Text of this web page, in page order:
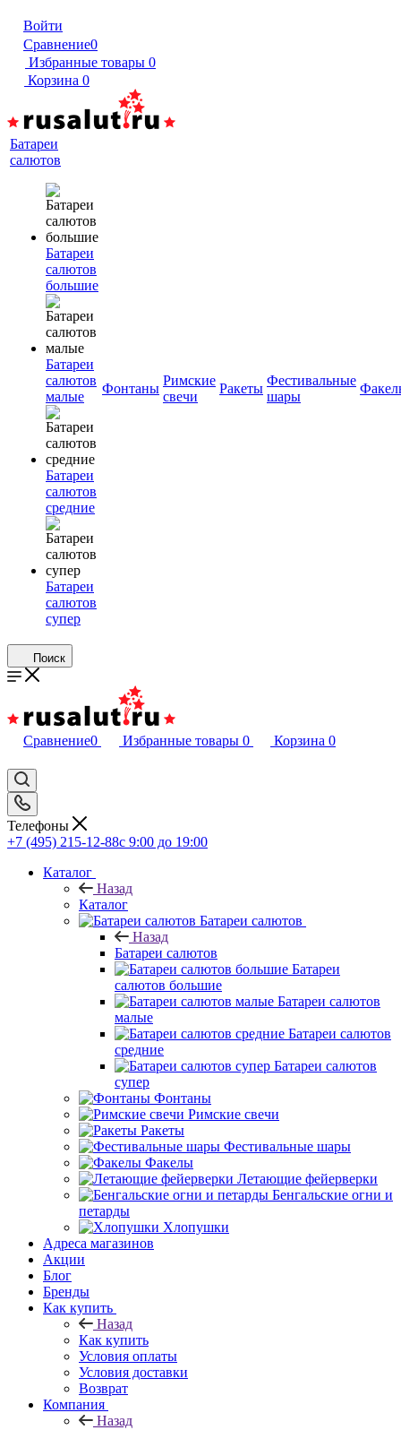
Войти
Сравнение0
Избранные товары 0
Корзина 0
Батареи
салютов
Батареи
салютов
большие
Батареи
салютов
малые
Батареи
салютов
средние
Батареи
салютов
супер
Фонтаны
Римские
свечи
Ракеты
Фестивальные
шары
Поиск
Сравнение0 Избранные товары 0 Корзина 0
Телефоны
+7 (495) 215-12-88c 9:00 до 19:00
Каталог
Назад
Каталог
Батареи салютов
Назад
Батареи салютов
Батареи
салютов большие
Батареи салютов
малые
Батареи салютов
средние
Батареи салютов
супер
Фонтаны
Римские свечи
Ракеты
Фестивальные шары
Факелы
Летающие фейерверки
Бенгальские огни и
петарды
Хлопушки
Адреса магазинов
Акции
Блог
Бренды
Как купить
Назад
Как купить
Условия оплаты
Условия доставки
Возврат
Компания
Назад